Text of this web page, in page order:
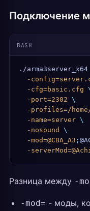
Подключение
BASH
./arma3server_x64
-
  -cfg=basic.cfg
  -port=2302
\
-profiles=/
  -name=server
\
  -nosound
\
  -mod=@CBA_A3
;
-
Разница между -
-mod= - моды,